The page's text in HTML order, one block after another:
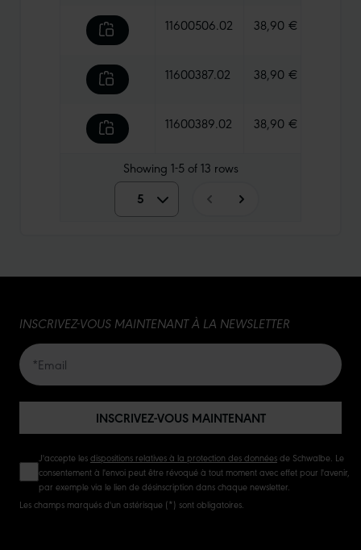
11600506.02 38,90 €
11600387.02 38,90 €
11600389.02 38,90 €
Showing 1-5of13 rows
5 5
20
INSCRIVEZ-VOUS MAINTENANT À LA NEWSLETTER
INSCRIVEZ-VOUS MAINTENANT
J'accepte lesdispositions relatives à la protection des donnéesde Schwalbe. Le
consentement à l'envoi peut être révoqué à tout moment avec effet pour l'avenir,
par exemple via le lien de désinscription dans chaque newsletter.
Les champs marqués d'un astérisque (*) sont obligatoires.